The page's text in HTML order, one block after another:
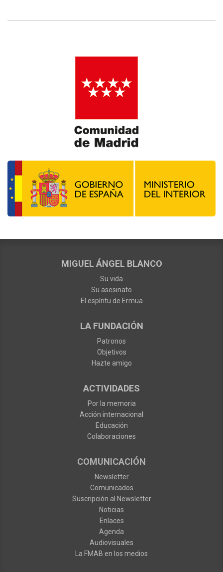
MIGUEL ÁNGEL BLANCO
Su vida
Su asesinato
El espíritu de Ermua
LA FUNDACIÓN
Patronos
Objetivos
Hazte amigo
ACTIVIDADES
Por la memoria
Acción internacional
Educación
Colaboraciones
COMUNICACIÓN
Newsletter
Comunicados
Suscripción al Newsletter
Noticias
Enlaces
Agenda
Audiovisuales
La FMAB en los medios